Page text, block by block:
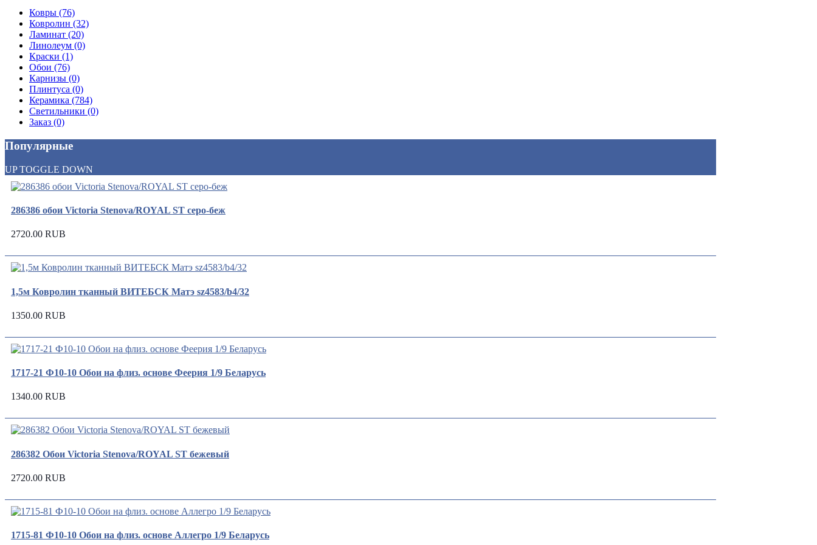
Ковры (76)
Ковролин (32)
Ламинат (20)
Линолеум (0)
Краски (1)
Обои (76)
Карнизы (0)
Плинтуса (0)
Керамика (784)
Светильники (0)
Заказ (0)
Популярные
UP TOGGLE DOWN
286386 обои Victoria Stenova/ROYAL ST серо-беж
2720.00 RUB
1,5м Ковролин тканный ВИТЕБСК Матэ sz4583/b4/32
1350.00 RUB
1717-21 Ф10-10 Обои на флиз. основе Феерия 1/9 Беларусь
1340.00 RUB
286382 Обои Victoria Stenova/ROYAL ST бежевый
2720.00 RUB
1715-81 Ф10-10 Обои на флиз. основе Аллегро 1/9 Беларусь